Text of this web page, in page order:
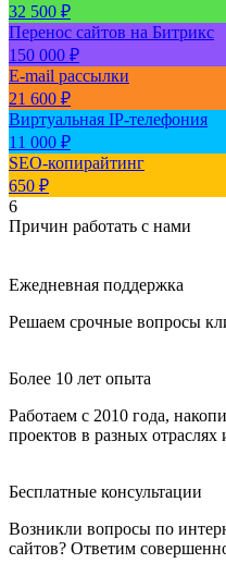
32 500 ₽
Перенос сайтов на Битрикс
150 000 ₽
E-mail рассылки
21 600 ₽
Виртуальная IP-телефония
11 000 ₽
SEO-копирайтинг
650 ₽
6
Причин работать с нами
Ежедневная поддержка
Решаем срочные вопросы
Более 10 лет опыта
Работаем с 2010 года,
проектов в разных отраслях
Бесплатные консультации
Возникли вопросы по
сайтов? Ответим